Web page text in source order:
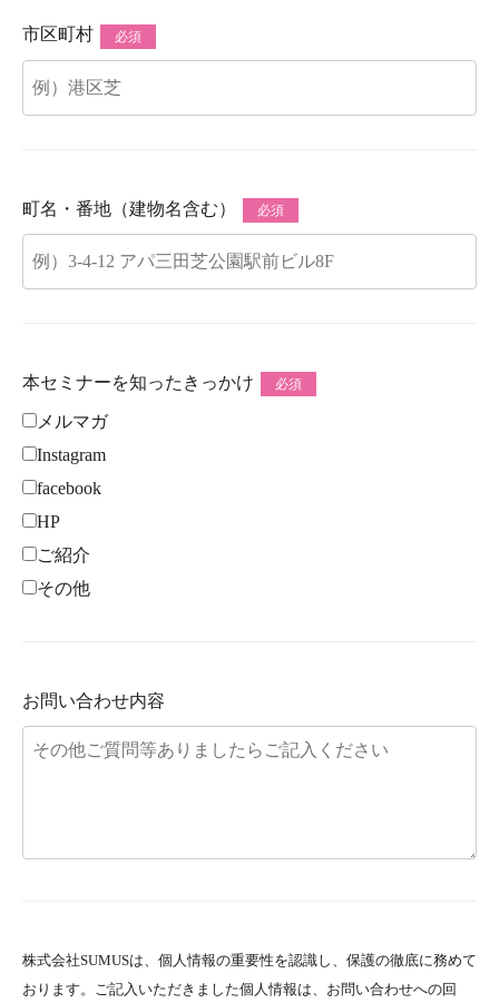
市区町村 必須
町名・番地（建物名含む） 必須
本セミナーを知ったきっかけ 必須
メルマガ
Instagram
facebook
HP
ご紹介
その他
お問い合わせ内容
株式会社SUMUSは、個人情報の重要性を認識し、保護の徹底に務めて
おります。ご記入いただきました個人情報は、お問い合わせへの回